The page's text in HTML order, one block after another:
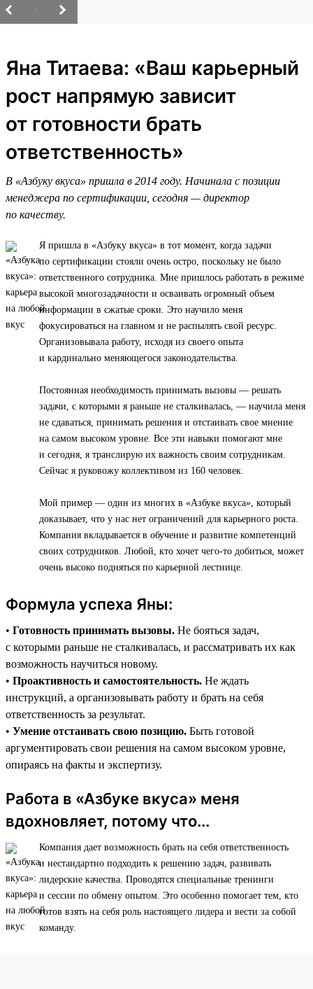
Яна Титаева: «Ваш карьерный
рост напрямую зависит
от готовности брать
ответственность»
В «Азбуку вкуса» пришла в 2014 году. Начинала с позиции
менеджера по сертификации, сегодня — директор
по качеству.
Я пришла в «Азбуку вкуса» в тот момент, когда задачи
по сертификации стояли очень остро, поскольку не было
ответственного сотрудника. Мне пришлось работать в режиме
высокой многозадачности и осваивать огромный объем
информации в сжатые сроки. Это научило меня
фокусироваться на главном и не распылять свой ресурс.
Организовывала работу, исходя из своего опыта
и кардинально меняющегося законодательства.
Постоянная необходимость принимать вызовы — решать
задачи, с которыми я раньше не сталкивалась, — научила меня
не сдаваться, принимать решения и отстаивать свое мнение
на самом высоком уровне. Все эти навыки помогают мне
и сегодня, я транслирую их важность своим сотрудникам.
Сейчас я руковожу коллективом из 160 человек.
Мой пример — один из многих в «Азбуке вкуса», который
доказывает, что у нас нет ограничений для карьерного роста.
Компания вкладывается в обучение и развитие компетенций
своих сотрудников. Любой, кто хочет чего-то добиться, может
очень высоко подняться по карьерной лестнице.
Формула успеха Яны:
• Готовность принимать вызовы. Не бояться задач,
с которыми раньше не сталкивалась, и рассматривать их как
возможность научиться новому.
• Проактивность и самостоятельность. Не ждать
инструкций, а организовывать работу и брать на себя
ответственность за результат.
• Умение отстаивать свою позицию. Быть готовой
аргументировать свои решения на самом высоком уровне,
опираясь на факты и экспертизу.
Работа в «Азбуке вкуса» меня
вдохновляет, потому что...
Компания дает возможность брать на себя ответственность
и нестандартно подходить к решению задач, развивать
лидерские качества. Проводятся специальные тренинги
и сессии по обмену опытом. Это особенно помогает тем, кто
готов взять на себя роль настоящего лидера и вести за собой
команду.